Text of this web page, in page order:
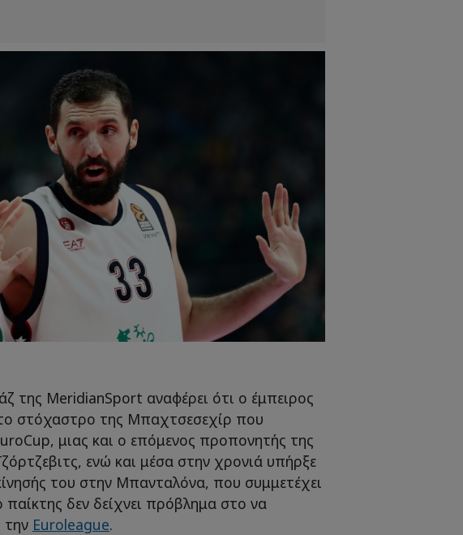
της MeridianSport αναφέρει ότι ο έμπειρος
στόχαστρο της Μπαχτσεσεχίρ που
μιας και ο επόμενος προπονητής της
ενώ και μέσα στην χρονιά υπήρξε
του στην Μπανταλόνα, που συμμετέχει
δεν δείχνει πρόβλημα στο να
Euroleague.